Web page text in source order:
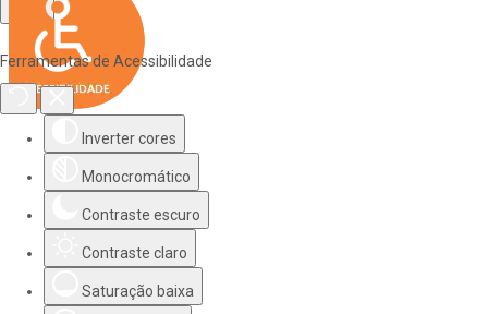
Ferramentas de Acessibilidade
Inverter cores
Monocromático
Contraste escuro
Contraste claro
Saturação baixa